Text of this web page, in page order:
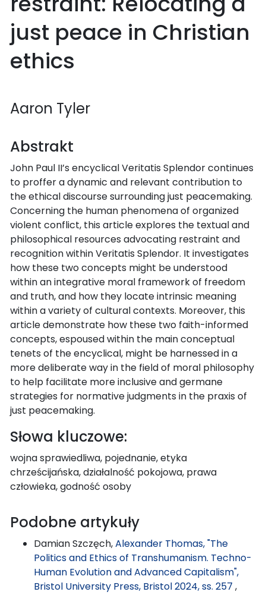
just peace in Christian
ethics
Aaron Tyler
Abstrakt
John Paul II’s encyclical Veritatis Splendor continues
to proffer a dynamic and relevant contribution to
the ethical discourse surrounding just peacemaking.
Concerning the human phenomena of organized
violent conflict, this article explores the textual and
philosophical resources advocating restraint and
recognition within Veritatis Splendor. It investigates
how these two concepts might be understood
within an integrative moral framework of freedom
and truth, and how they locate intrinsic meaning
within a variety of cultural contexts. Moreover, this
article demonstrate how these two faith-informed
concepts, espoused within the main conceptual
tenets of the encyclical, might be harnessed in a
more deliberate way in the field of moral philosophy
to help facilitate more inclusive and germane
strategies for normative judgments in the praxis of
just peacemaking.
Słowa kluczowe:
wojna sprawiedliwa, pojednanie, etyka
chrześcijańska, działalność pokojowa, prawa
człowieka, godność osoby
Podobne artykuły
Damian Szczęch,Alexander Thomas, "The
Politics and Ethics of Transhumanism. Techno-
Human Evolution and Advanced Capitalism",
Bristol University Press, Bristol 2024, ss. 257 ,